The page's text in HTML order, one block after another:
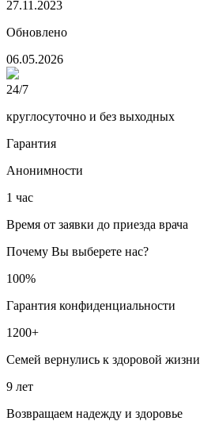
27.11.2023
Обновлено
06.05.2026
24/7
круглосуточно и без выходных
Гарантия
Анонимности
1 час
Время от заявки до приезда врача
Почему Вы выберете нас?
100%
Гарантия конфиденциальности
1200+
Семей вернулись к здоровой жизни
9 лет
Возвращаем надежду и здоровье